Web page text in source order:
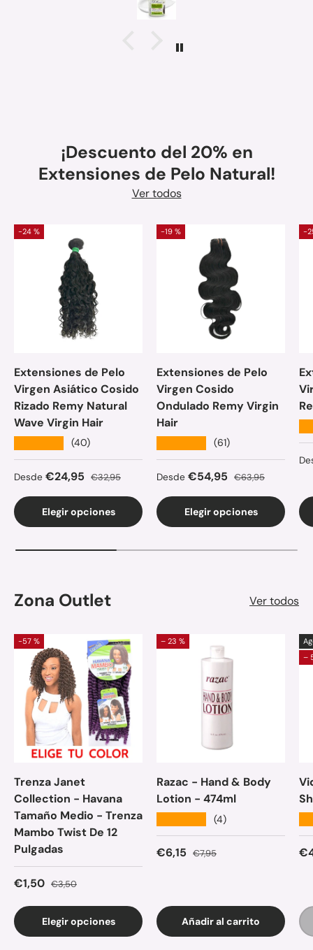
¡Descuento del 20% en
Extensiones de Pelo Natural!
Ver todos
-24 %
Extensiones de Pelo
Virgen Asiático Cosido
Rizado Remy Natural
Wave Virgin Hair
(40)
Precio de venta
Desde €24,95 Precio normal
€32,95
Elegir opciones
-19 %
Extensiones de Pelo
Virgen Cosido
Ondulado Remy Virgin
Hair
(61)
Precio de venta
Desde €54,95 Precio normal
€63,95
Elegir opciones
-
Zona Outlet Ver todos
-57 %
Trenza Janet
Collection - Havana
Tamaño Medio - Trenza
Mambo Twist De 12
Pulgadas
Precio de venta
€1,50 Precio normal
€3,50
Elegir opciones
– 23 %
Razac - Hand & Body
Lotion - 474ml
(4)
Precio de venta
€6,15 Precio normal
€7,95
Añadir al carrito
–